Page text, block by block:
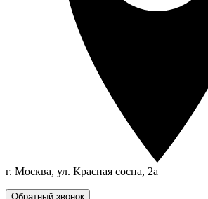
г. Москва, ул. Красная сосна, 2а
Обратный звонок